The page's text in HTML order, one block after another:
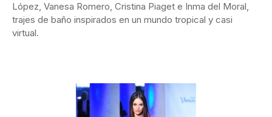
López, Vanesa Romero, Cristina Piaget e Inma del Moral,
trajes de baño inspirados en un mundo tropical y casi
virtual.